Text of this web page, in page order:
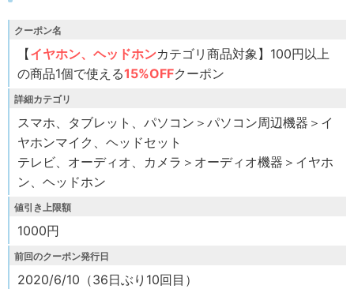
クーポン名
【イヤホン、ヘッドホンカテゴリ商品対象】100円以上
の商品1個で使える15%OFFクーポン
詳細カテゴリ
スマホ、タブレット、パソコン＞パソコン周辺機器＞イ
ヤホンマイク、ヘッドセット
テレビ、オーディオ、カメラ＞オーディオ機器＞イヤホ
ン、ヘッドホン
値引き上限額
1000円
前回のクーポン発行日
2020/6/10（36日ぶり10回目）